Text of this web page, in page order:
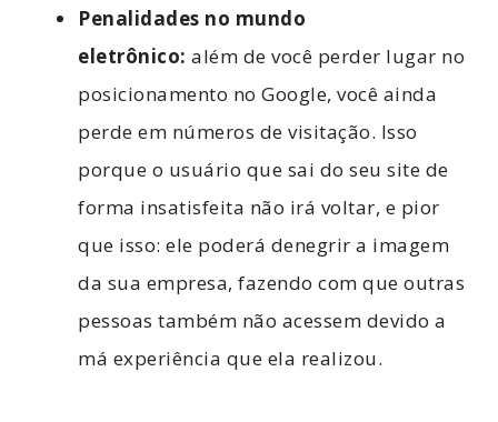
Penalidades no mundo
eletrônico: além de você perder lugar no
posicionamento no Google, você ainda
perde em números de visitação. Isso
porque o usuário que sai do seu site de
forma insatisfeita não irá voltar, e pior
que isso: ele poderá denegrir a imagem
da sua empresa, fazendo com que outras
pessoas também não acessem devido a
má experiência que ela realizou.